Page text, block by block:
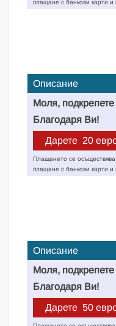
плащане с банкови карти и
Описание
Моля, подкрепете
Благодаря Ви!
Плащането се
плащане с банкови карти и
Описание
Моля, подкрепете
Благодаря Ви!